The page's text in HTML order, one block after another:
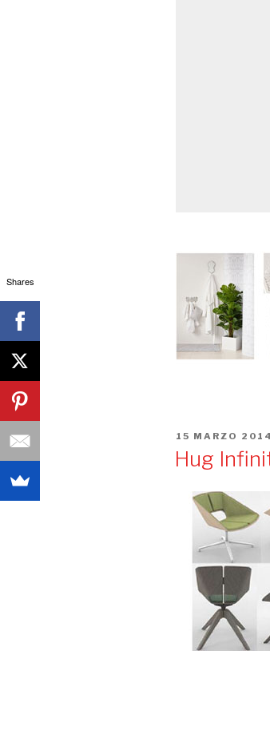
PUBBLICATO
15 MARZO 2014
Hug
Shares